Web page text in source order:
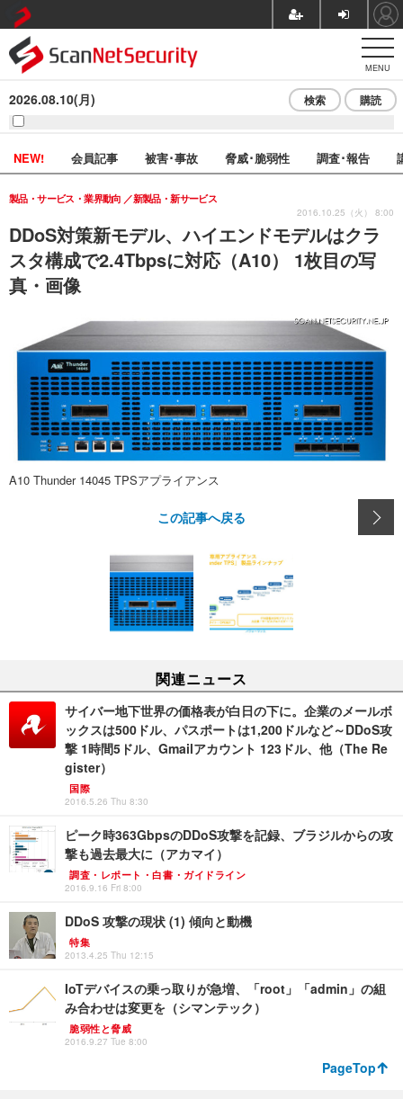
MENU
2026.08.10(月) 検索 購読
NEW! 会員記事 被害･事故 脅威･脆弱性 調査･報告
DDoS対策新モデル、ハイエンドモデルはクラ
スタ構成で2.4Tbpsに対応（A10） 1枚目の写
真・画像
製品・サービス・業界動向 新製品・新サービス
2016.10.25（火） 8:00
A10 Thunder 14045 TPSアプライアンス
この記事へ戻る
関連ニュース
サイバー地下世界の価格表が白日の下に。企業のメールボ
ックスは500ドル、パスポートは1,200ドルなど～DDoS攻
撃 1時間5ドル、Gmailアカウント 123ドル、他（The Re
gister）
国際
2016.5.26 Thu 8:30
ピーク時363GbpsのDDoS攻撃を記録、ブラジルからの攻
撃も過去最大に（アカマイ）
調査・レポート・白書・ガイドライン
2016.9.16 Fri 8:00
DDoS 攻撃の現状 (1) 傾向と動機
特集
2013.4.25 Thu 12:15
IoTデバイスの乗っ取りが急増、「root」「admin」の組
み合わせは変更を（シマンテック）
脆弱性と脅威
2016.9.27 Tue 8:00
PageTop